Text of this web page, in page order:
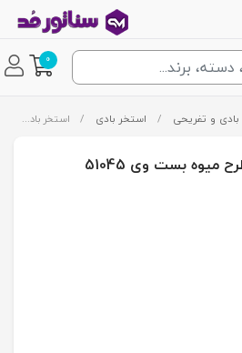
0
و تفریحی / استخر بادی / استخر بادی سه حلقه طرح میوه بست وی 51045
بست وی 51045